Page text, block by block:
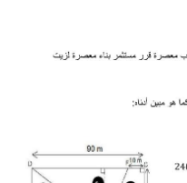
بحوث اللغة الانجليزية
بحوث في مجالات اخرى